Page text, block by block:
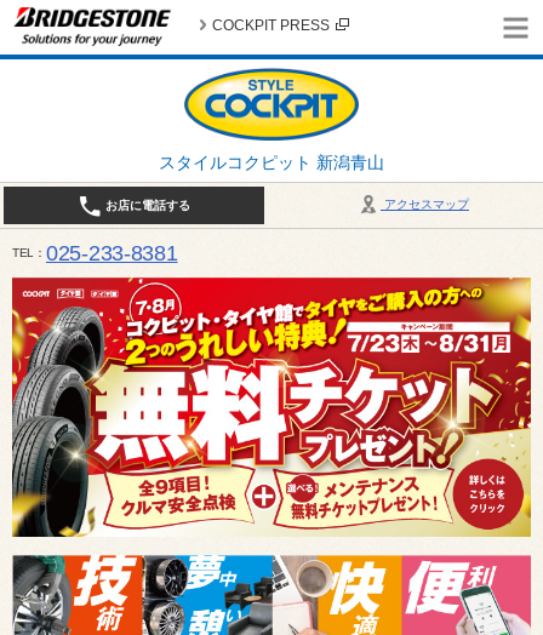
スタイルコクピット 新潟青山
COCKPIT PRESS
アクセスマップ
お店に電話する
TEL 025-233-8381
営業時間は10:00～18:30 作業、商談受付は10:00〜18:00です。 / 定休日：2026年 8月のお休み
（日曜日）、19日（水曜日）26日（水曜日）